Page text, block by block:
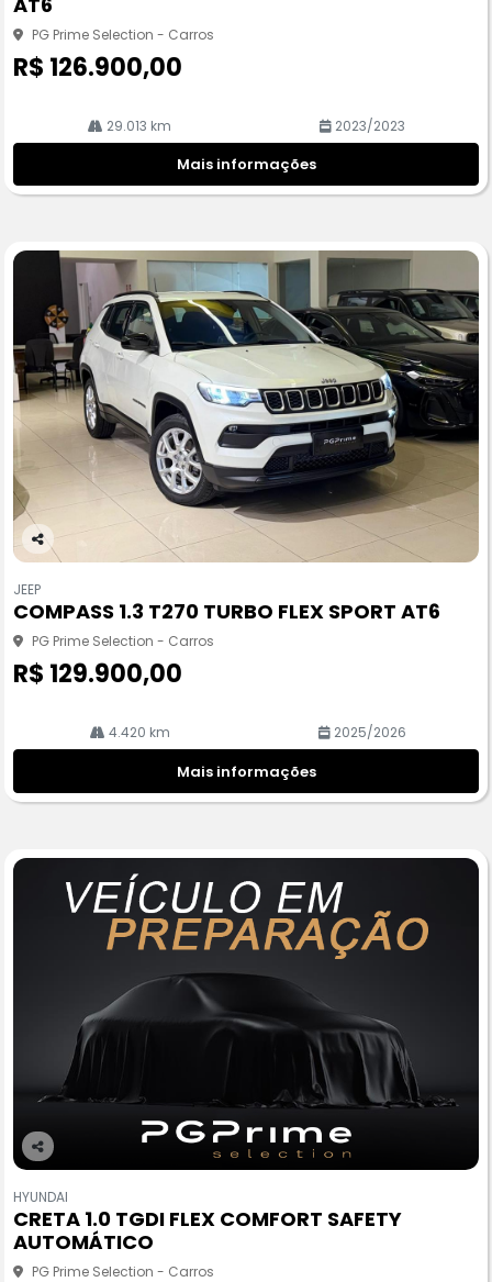
he
PG Prime Selection - Carros
R$ 126.900,00
29.013 km 2023/2023
Mais informações
Co
pa
rtil
he
JEEP
COMPASS 1.3 T270 TURBO FLEX SPORT AT6
PG Prime Selection - Carros
R$ 129.900,00
4.420 km 2025/2026
Mais informações
Co
pa
rtil
he
HYUNDAI
CRETA 1.0 TGDI FLEX COMFORT SAFETY
AUTOMÁTICO
PG Prime Selection - Carros